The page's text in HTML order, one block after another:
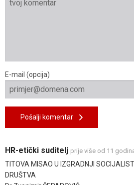
E-mail (opcija)
Pošalji komentar
HR-etički suditelj prije više od 11
TITOVA MISAO U IZGRADNJI
DRUŠTVA